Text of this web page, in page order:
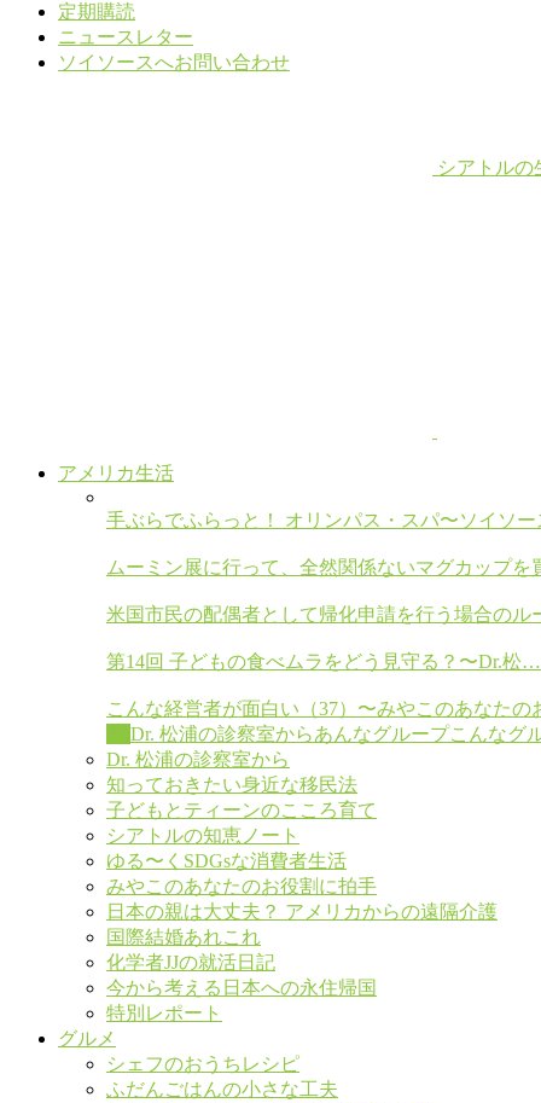
定期購読
ニュースレター
ソイソースへお問い合わせ
シアトルの
アメリカ生活
手ぶらでふらっと！ オリンパス・スパ〜ソイソ
ムーミン展に行って、全然関係ないマグカップ
米国市民の配偶者として帰化申請を行う場合の
第14回 子どもの食べムラをどう見守る？〜Dr.松…
こんな経営者が面白い（37）〜みやこのあなた
Dr. 松浦の診察室からあんなグループこんなグ
Dr. 松浦の診察室から
知っておきたい身近な移民法
子どもとティーンのこころ育て
シアトルの知恵ノート
ゆる〜くSDGsな消費者生活
みやこのあなたのお役割に拍手
日本の親は大丈夫？ アメリカからの遠隔介護
国際結婚あれこれ
化学者JJの就活日記
今から考える日本への永住帰国
特別レポート
グルメ
シェフのおうちレシピ
ふだんごはんの小さな工夫